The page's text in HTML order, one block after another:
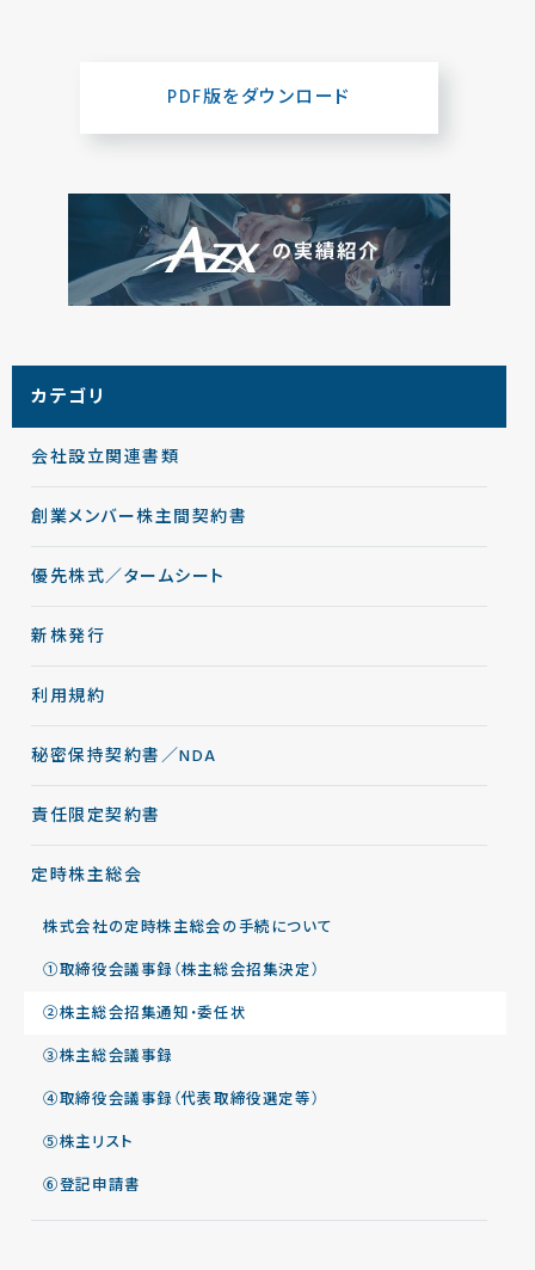
PDF版をダウンロード
カテゴリ
会社設立関連書類
創業メンバー株主間契約書
優先株式／タームシート
新株発行
利用規約
秘密保持契約書／NDA
責任限定契約書
定時株主総会
株式会社の定時株主総会の手続について
①取締役会議事録（株主総会招集決定）
②株主総会招集通知・委任状
③株主総会議事録
④取締役会議事録（代表取締役選定等）
⑤株主リスト
⑥登記申請書